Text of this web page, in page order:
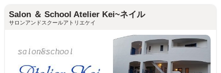
Salon ＆ School Atelier Kei~ネイル
サロンアンドスクールアトリエケイ